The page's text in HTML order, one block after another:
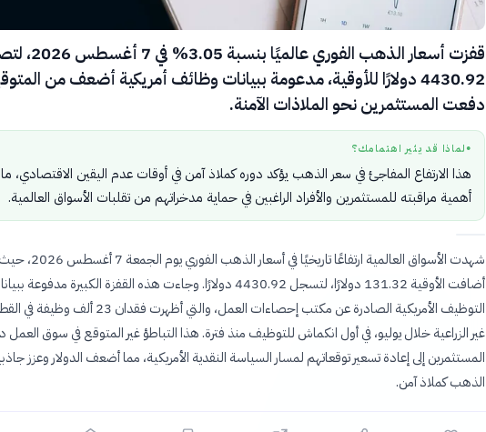
قفزت أسعار الذهب الفوري
4430.92 دولارًا للأوقية، مدعومة ببيانات وظائف أمريكية أضعف من
دفعت المستثمرين نحو الملاذات الآمنة.
● لماذا قد يثير اهتمامك؟
هذا الارتفاع المفاجئ في سعر الذهب يؤكد دوره كملاذ آمن في أوقات عدم اليقين الاقتصادي،
أهمية مراقبته للمستثمرين والأفراد الراغبين في حماية مدخراتهم من تقلبات الأسواق العالمية.
شهدت الأسواق العالمية ارتفاعًا تاريخيًا في أسعار الذهب الفوري يوم الجمعة 7
أضافت الأوقية 131.32 دولارًا، لتسجل 4430.92 دولارًا. وجاءت هذه القفزة الكبيرة مدفوعة
التوظيف الأمريكية الصادرة عن مكتب إحصاءات العمل، والتي أظهرت فقدان
غير الزراعية خلال يوليو، في أول انكماش للتوظيف منذ فترة. هذا التباطؤ غير المتوقع في سوق
المستثمرين إلى إعادة تسعير توقعاتهم لمسار السياسة النقدية الأمريكية، مما أضعف الدولار وعزز
الذهب كملاذ آمن.